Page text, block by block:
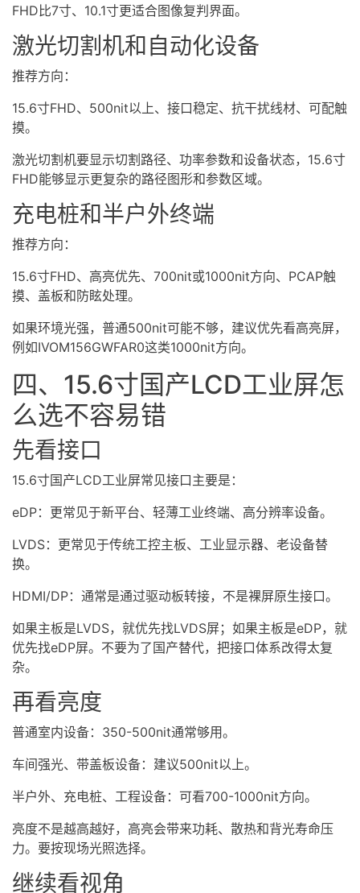
FHD比7寸、10.1寸更适合图像复判界面。
激光切割机和自动化设备
推荐方向：
15.6寸FHD、500nit以上、接口稳定、抗干扰线材、可配触
摸。
激光切割机要显示切割路径、功率参数和设备状态，15.6寸
FHD能够显示更复杂的路径图形和参数区域。
充电桩和半户外终端
推荐方向：
15.6寸FHD、高亮优先、700nit或1000nit方向、PCAP触
摸、盖板和防眩处理。
如果环境光强，普通500nit可能不够，建议优先看高亮屏，
例如IVOM156GWFAR0这类1000nit方向。
四、15.6寸国产LCD工业屏怎
么选不容易错
先看接口
15.6寸国产LCD工业屏常见接口主要是：
eDP：更常见于新平台、轻薄工业终端、高分辨率设备。
LVDS：更常见于传统工控主板、工业显示器、老设备替
换。
HDMI/DP：通常是通过驱动板转接，不是裸屏原生接口。
如果主板是LVDS，就优先找LVDS屏；如果主板是eDP，就
优先找eDP屏。不要为了国产替代，把接口体系改得太复
杂。
再看亮度
普通室内设备：350-500nit通常够用。
车间强光、带盖板设备：建议500nit以上。
半户外、充电桩、工程设备：可看700-1000nit方向。
亮度不是越高越好，高亮会带来功耗、散热和背光寿命压
力。要按现场光照选择。
继续看视角